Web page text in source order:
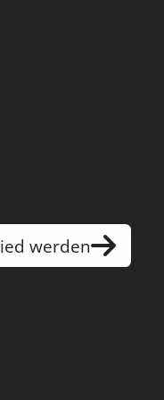
werden